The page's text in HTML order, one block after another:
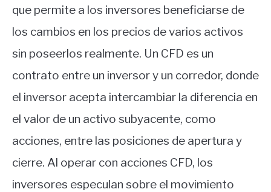
que permite a los inversores beneficiarse de
los cambios en los precios de varios activos
sin poseerlos realmente. Un CFD es un
contrato entre un inversor y un corredor, donde
el inversor acepta intercambiar la diferencia en
el valor de un activo subyacente, como
acciones, entre las posiciones de apertura y
cierre. Al operar con acciones CFD, los
inversores especulan sobre el movimiento